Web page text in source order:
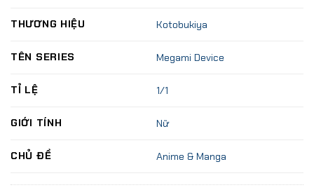
THƯƠNG HIỆU Kotobukiya
TÊN SERIES Megami Device
TỈ LỆ 1/1
GIỚI TÍNH Nữ
CHỦ ĐỀ Anime & Manga